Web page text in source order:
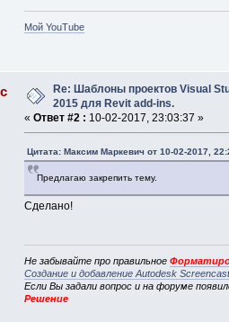
Мой YouTube
Re: Шаблоны проектов Visual
2015 для Revit add-ins.
« Ответ #2 : 10-02-2017, 23:03:37 »
Цитата: Максим Маркевич от 10-02-2017,
Предлагаю закрепить тему.
Сделано!
Не забывайте про правильное
Создание и добавление Autodesk
Если Вы задали вопрос и на форуме
Решение